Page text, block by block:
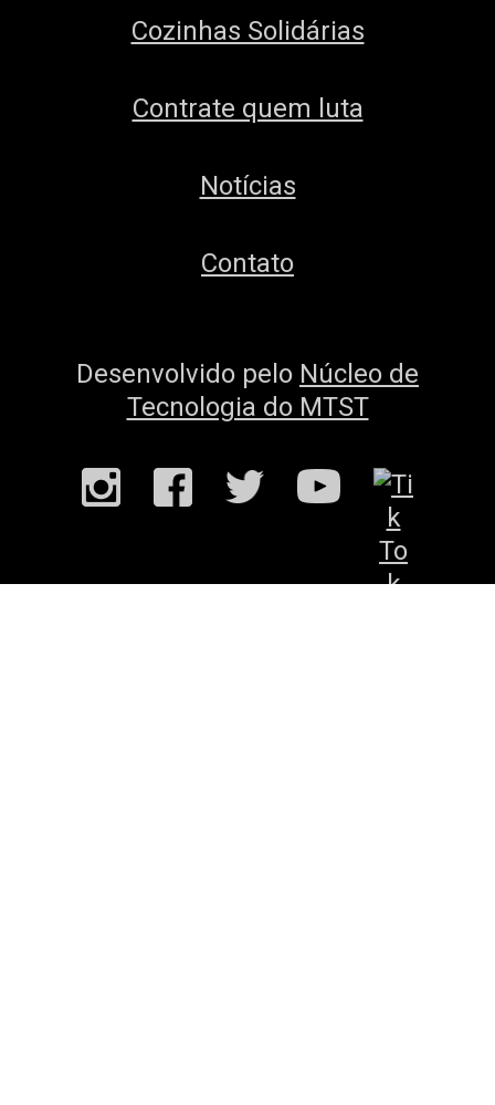
Cozinhas Solidárias
Contrate quem luta
Notícias
Contato
Desenvolvido pelo Núcleo de
Tecnologia do MTST